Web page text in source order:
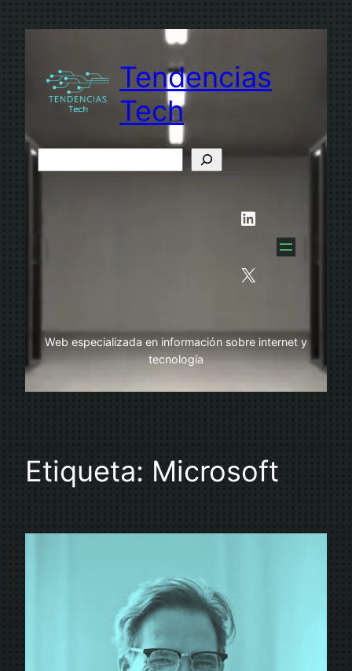
Tendencias
Tech
B
LinkedIn
X
Web especializada en información sobre internet y
tecnología
Etiqueta: Microsoft